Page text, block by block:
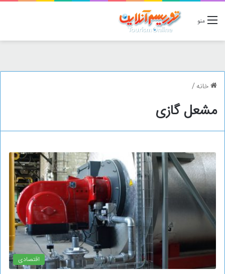
منو
خانه/
مشعل گازی
اقتصادی